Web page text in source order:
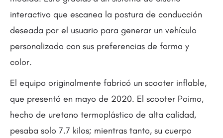
interactivo que escanea la postura de conducción
deseada por el usuario para generar un vehículo
personalizado con sus preferencias de forma y
color.
El equipo originalmente fabricó un scooter inflable,
que presentó en mayo de 2020. El scooter Poimo,
hecho de uretano termoplástico de alta calidad,
pesaba solo 7.7 kilos; mientras tanto, su cuerpo